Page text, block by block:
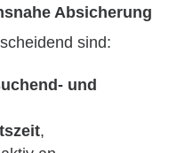
Absicherung
sind:
und
,